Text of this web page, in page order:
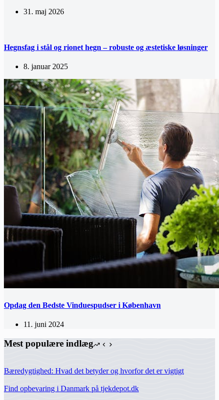
31. maj 2026
Hegnsfag i stål og rionet hegn – robuste og æstetiske løsninger
8. januar 2025
Opdag den Bedste Vinduespudser i København
11. juni 2024
Mest populære indlæg
Bæredygtighed: Hvad det betyder og hvorfor det er vigtigt
Find opbevaring i Danmark på tjekdepot.dk